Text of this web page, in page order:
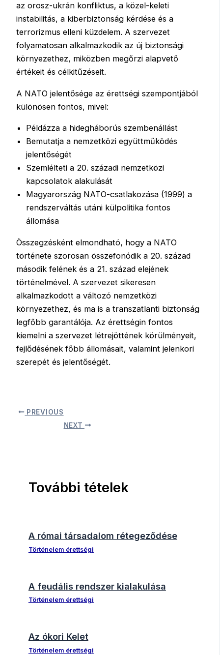
az orosz-ukrán konfliktus, a közel-keleti
instabilitás, a kiberbiztonság kérdése és a
terrorizmus elleni küzdelem. A szervezet
folyamatosan alkalmazkodik az új biztonsági
környezethez, miközben megőrzi alapvető
értékeit és célkitűzéseit.
A NATO jelentősége az érettségi szempontjából
különösen fontos, mivel:
Példázza a hidegháborús szembenállást
Bemutatja a nemzetközi együttműködés
jelentőségét
Szemlélteti a 20. századi nemzetközi
kapcsolatok alakulását
Magyarország NATO-csatlakozása (1999) a
rendszerváltás utáni külpolitika fontos
állomása
Összegzésként elmondható, hogy a NATO
története szorosan összefonódik a 20. század
második felének és a 21. század elejének
történelmével. A szervezet sikeresen
alkalmazkodott a változó nemzetközi
környezethez, és ma is a transzatlanti biztonság
legfőbb garantálója. Az érettségin fontos
kiemelni a szervezet létrejöttének körülményeit,
fejlődésének főbb állomásait, valamint jelenkori
szerepét és jelentőségét.
PREVIOUS
NEXT
További tételek
A római társadalom rétegeződése
Történelem érettségi
A feudális rendszer kialakulása
Történelem érettségi
Az ókori Kelet
Történelem érettségi